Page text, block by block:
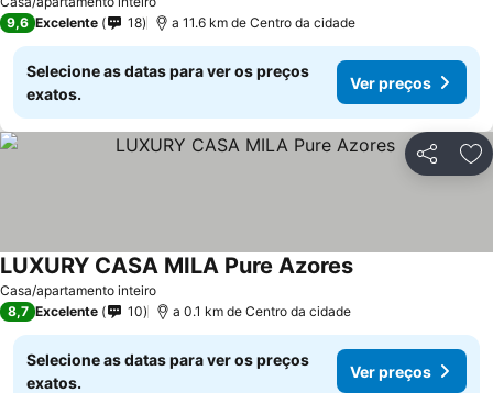
9,6 Excelente 18 a 11.6 km de Centro da cidade
Selecione as datas para ver os preços
exatos.
Ver preços
Partilhar
Casa/apartamento inteiro
LUXURY CASA MILA Pure AzoresVer preços
8,7 Excelente 10 a 0.1 km de Centro da cidade
Selecione as datas para ver os preços
exatos.
Ver preços